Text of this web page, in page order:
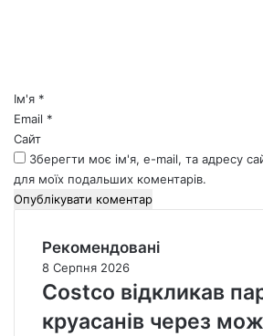
*Ім'я *
Email *
Сайт
Зберегти моє ім'я, e-mail, та адресу
для моїх подальших коментарів.
Рекомендовані
8 Серпня 2026
Costco відкликав
круасанів через